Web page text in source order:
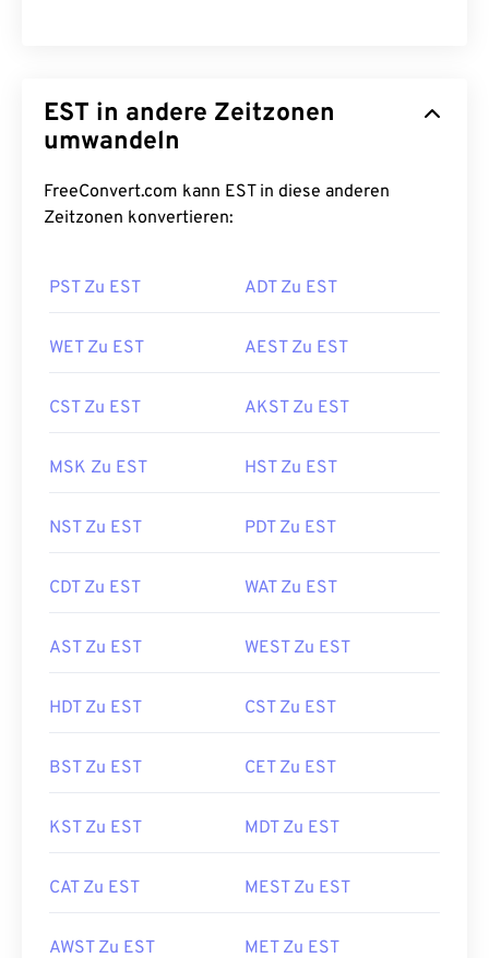
EST in andere Zeitzonen
umwandeln
FreeConvert.com kann EST in diese anderen
Zeitzonen konvertieren:
PST Zu EST ADT Zu EST
WET Zu EST AEST Zu EST
CST Zu EST AKST Zu EST
MSK Zu EST HST Zu EST
NST Zu EST PDT Zu EST
CDT Zu EST WAT Zu EST
AST Zu EST WEST Zu EST
HDT Zu EST CST Zu EST
BST Zu EST CET Zu EST
KST Zu EST MDT Zu EST
CAT Zu EST MEST Zu EST
AWST Zu EST MET Zu EST